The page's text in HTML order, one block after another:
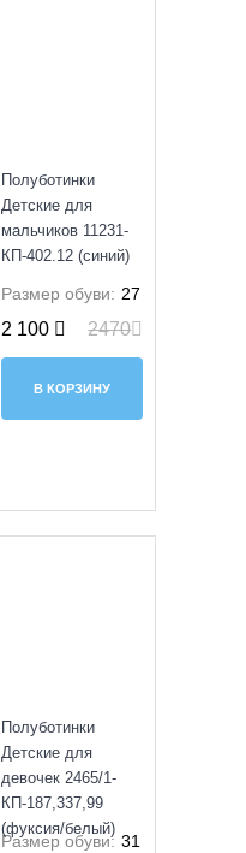
Полуботинки
Детские для
мальчиков 11231-
КП-402.12 (синий)
Размер обуви: 27
2 100 2470
В КОРЗИНУ
Полуботинки
Детские для
девочек 2465/1-
КП-187,337,99
(фуксия/белый)
Размер обуви: 31